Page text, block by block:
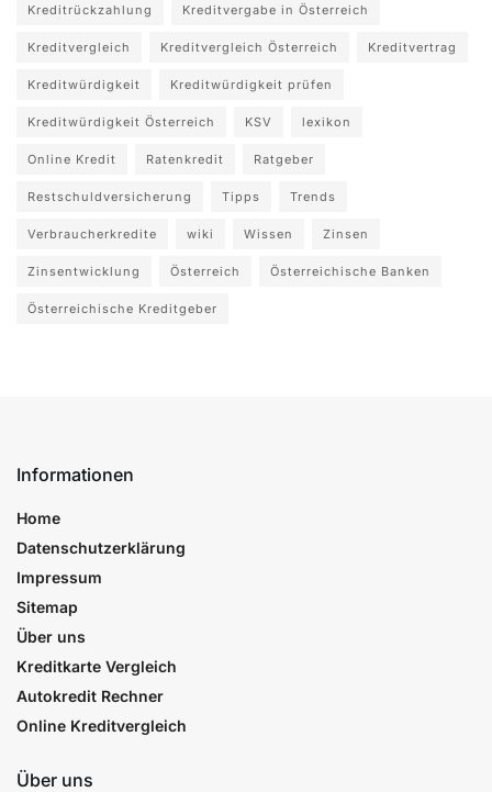
Kreditrückzahlung Kreditvergabe in Österreich
Kreditvergleich Kreditvergleich Österreich Kreditvertrag
Kreditwürdigkeit Kreditwürdigkeit prüfen
Kreditwürdigkeit Österreich KSV lexikon
Online Kredit Ratenkredit Ratgeber
Restschuldversicherung Tipps Trends
Verbraucherkredite wiki Wissen Zinsen
Zinsentwicklung Österreich Österreichische Banken
Österreichische Kreditgeber
Informationen
Home
Datenschutzerklärung
Impressum
Sitemap
Über uns
Kreditkarte Vergleich
Autokredit Rechner
Online Kreditvergleich
Über uns